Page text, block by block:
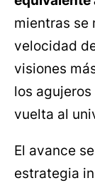
mientras se
velocidad
visiones
los
vuelta al
El avance
estrategia